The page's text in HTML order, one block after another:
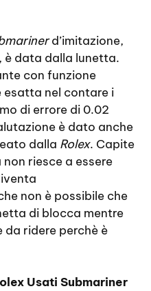
d’imitazione,
è data dalla lunetta.
con funzione
esatta nel contare i
di errore di 0.02
è dato anche
dalla Rolex. Capite
riesce a essere
non è possibile che
di blocca mentre
ridere perchè è
Usati Submariner